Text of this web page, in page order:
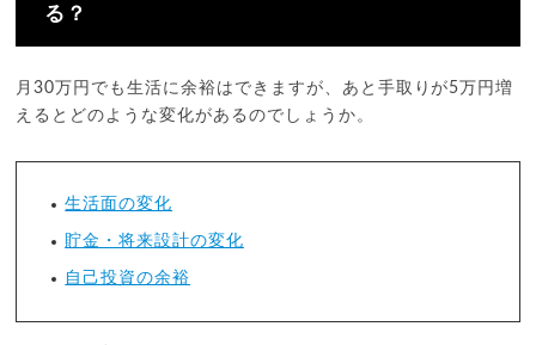
る？
月30万円でも生活に余裕はできますが、あと手取りが5万円増
えるとどのような変化があるのでしょうか。
生活面の変化
貯金・将来設計の変化
自己投資の余裕